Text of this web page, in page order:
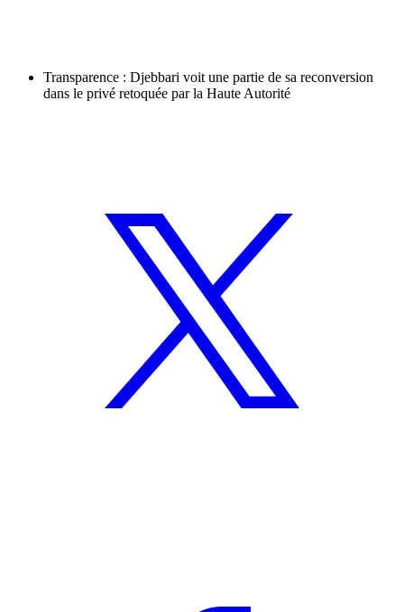
Transparence : Djebbari voit une partie de sa reconversion
dans le privé retoquée par la Haute Autorité